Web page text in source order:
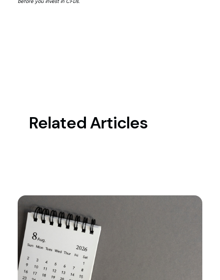
Related Articles